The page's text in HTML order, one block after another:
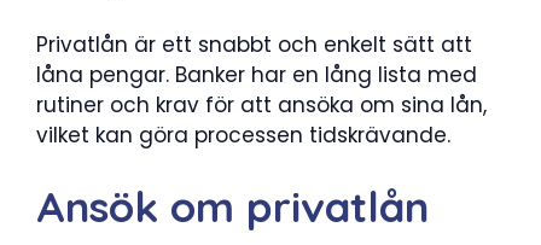
Privatlån är ett snabbt och enkelt sätt att
låna pengar. Banker har en lång lista med
rutiner och krav för att ansöka om sina lån,
vilket kan göra processen tidskrävande.
Ansök om privatlån